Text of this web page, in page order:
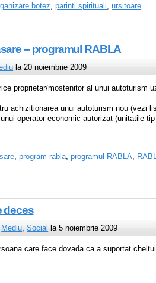
botez parinti spirituali ursitoare
– programul RABLA
la 20 noiembrie 2009
proprietar/mostenitor al unui autoturism
achizitionarea unui autoturism nou (vezi
operator economic autorizat (unitatile
program rabla programul RABLA
deces
Mediu ,Social la 5 noiembrie 2009
care face dovada ca a suportat